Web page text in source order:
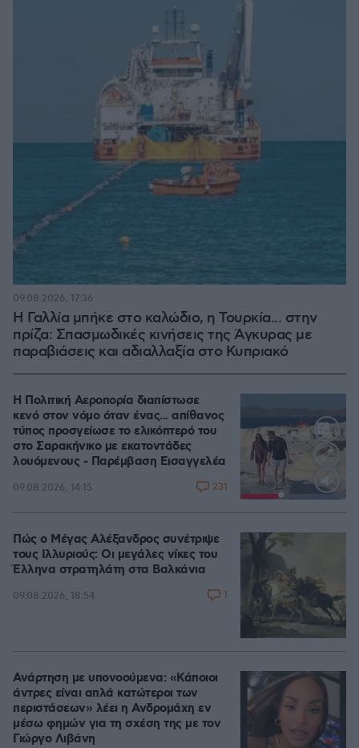
Η Γαλλία μπήκε στο καλώδιο, η Τουρκία... στην
πρίζα: Σπασμωδικές κινήσεις της Άγκυρας με
παραβιάσεις και αδιαλλαξία στο Κυπριακό
09.08.2026, 17:36
Η Πολιτική Αεροπορία διαπίστωσε
κενό στον νόμο όταν ένας... απίθανος
τύπος προσγείωσε το ελικόπτερό του
στο Σαρακήνικο με εκατοντάδες
λουόμενους - Παρέμβαση Εισαγγελέα
09.08.2026, 14:15 231
Πώς ο Μέγας Αλέξανδρος συνέτριψε
τους Ιλλυριούς: Οι μεγάλες νίκες του
Έλληνα στρατηλάτη στα Βαλκάνια
09.08.2026, 18:54 1
Ανάρτηση με υπονοούμενα: «Κάποιοι
άντρες είναι απλά κατώτεροι των
περιστάσεων» λέει η Ανδρομάχη εν
μέσω φημών για τη σχέση της με τον
Γιώργο Λιβάνη